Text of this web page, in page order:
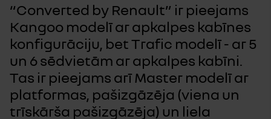
“Converted by Renault” ir pieejams
Kangoo modelī ar apkalpes kabīnes
konfigurāciju, bet Trafic modelī - ar 5
un 6 sēdvietām ar apkalpes kabīni.
Tas ir pieejams arī Master modelī ar
platformas, pašizgāzēja (viena un
trīskārša pašizgāzēja) un liela